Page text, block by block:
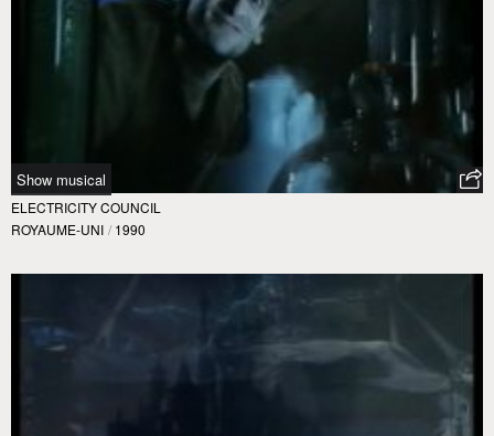
Show musical
ELECTRICITY COUNCIL
ROYAUME-UNI / 1990